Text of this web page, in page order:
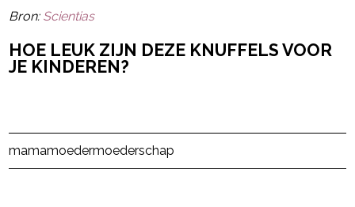
Bron: Scientias
HOE LEUK ZIJN DEZE KNUFFELS VOOR
JE KINDEREN?
mamamoedermoederschap